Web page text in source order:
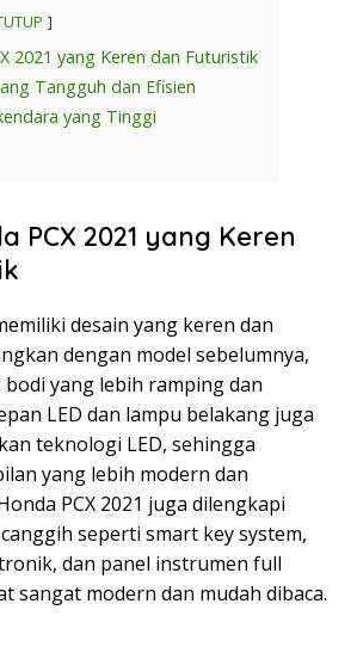
2021 yang Keren dan Futuristik
Tangguh dan Efisien
yang Tinggi
PCX 2021 yang Keren
desain yang keren dan
dengan model sebelumnya,
bodi yang lebih ramping dan
LED dan lampu belakang juga
teknologi LED, sehingga
yang lebih modern dan
PCX 2021 juga dilengkapi
seperti smart key system,
dan panel instrumen full
sangat modern dan mudah dibaca.